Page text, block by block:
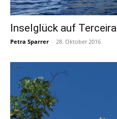
Inselglück auf Terceira
Petra Sparrer - 28. Oktober 2016